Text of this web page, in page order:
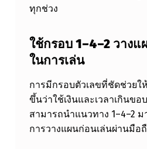
ทุกช่วง
ใช้กรอบ 1–4–2 วาง
ในการเล่น
การมีกรอบตัวเลขที่ชัดช่วยใ
ขึ้นว่าใช้เงินและเวลาเกินขอ
สามารถนำแนวทาง 1–4–2
การวางแผนก่อนเล่นผ่านมือ